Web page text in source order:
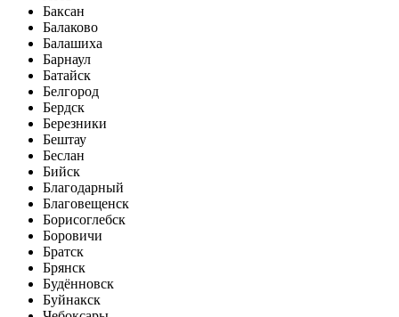
Баксан
Балаково
Балашиха
Барнаул
Батайск
Белгород
Бердск
Березники
Бештау
Беслан
Бийск
Благодарный
Благовещенск
Борисоглебск
Боровичи
Братск
Брянск
Будённовск
Буйнакск